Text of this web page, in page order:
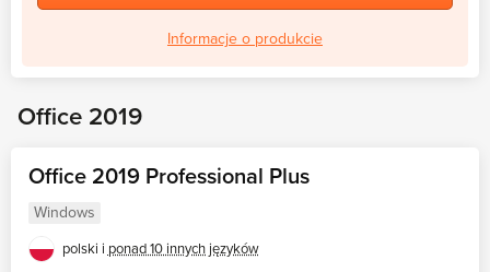
Informacje o produkcie
Office 2019
Office 2019 Professional Plus
Windows
polski i ponad 10 innych języków